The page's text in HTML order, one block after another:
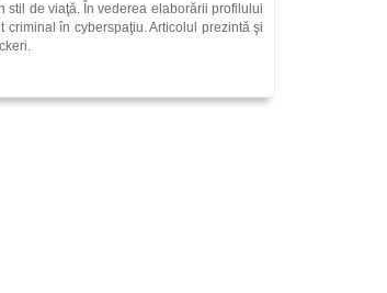
stil de viaţă. În vederea elaborării profilului
în cyberspaţiu. Articolul prezintă şi